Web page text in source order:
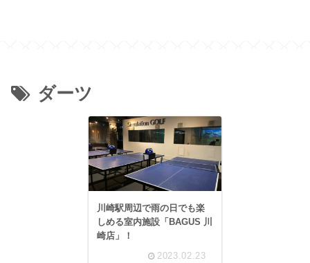
ダーツ
川崎駅周辺で雨の日でも楽
しめる室内施設「BAGUS 川
崎店」！
2023.02.23